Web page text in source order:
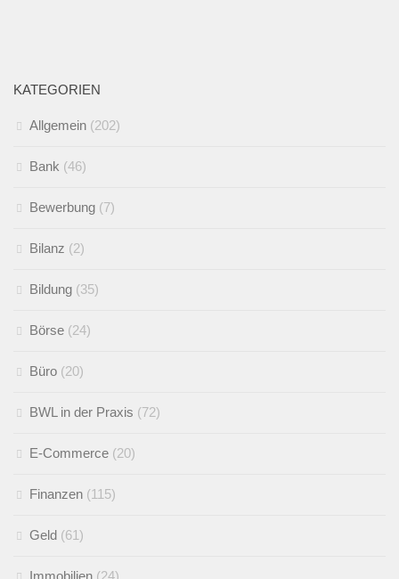
KATEGORIEN
Allgemein (202)
Bank (46)
Bewerbung (7)
Bilanz (2)
Bildung (35)
Börse (24)
Büro (20)
BWL in der Praxis (72)
E-Commerce (20)
Finanzen (115)
Geld (61)